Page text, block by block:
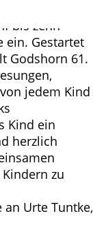
bis zehn
ein. Gestartet
Godshorn 61.
jedem Kind
Kind ein
herzlich
zu
Urte Tuntke,